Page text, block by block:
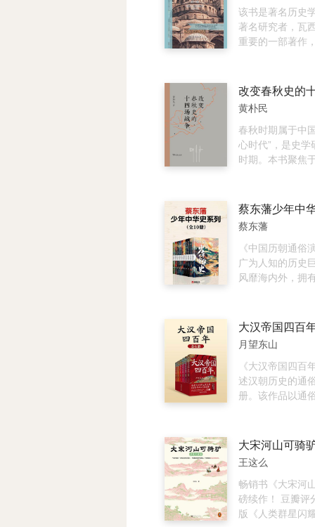
当遭遇税收不公
愤起抗争；当家
害时，他们如何
弈；当朝廷要求
们又是如何从
来世界历史学研
成就，是著名史
阿诺斯的代表作
统一体，从全球
某一国家或某一
考察世界各地区
生和发展，把研
对人类历史事件
相互关联和相互
现实感。该著作
被译成多种语言
认为首开由历史
观点囊括全球文
界历史的先河。
要为1500年以后
该书是著名历史
著名研究者，瓦
重要的一部著作
治和军事的历史
庭的建立过程，
社会生活，考古
个方面进行了详
为数不多的研究
史的综合性著作
卷，共九章。
改变春秋史的
黄朴民
春秋时期属于中
心时代”，是史学
时期。本书聚焦
期，旧的礼乐文
头，而新的社会
态呼之欲出。在
程中，战争起着
众所周知，战争
续，但同时战争
争的本质是“争霸
作者对这段历史
读，将有助于我
秦历史的认知，
察和把握当今国
蔡东藩
《中国历朝通俗
广为人知的历史
风靡海内外，拥
年等历史入门读
国历朝通俗演义
理讲述从秦汉到
的历史进程和故
具小说阅读快感
译，将旧白话改
要点评、观点及
于青少年阅读、
全系列既有史学
考，又兼具小说
月望东山
《大汉帝国四百
述汉朝历史的通
册。该作品以通
不释卷的历史力
历史之旅。这套
将汉朝这个伟大
详尽、鲜活、有
了征服西域、党
王这么
畅销书《大宋河
磅续作！ 豆瓣评
版《人类群星闪